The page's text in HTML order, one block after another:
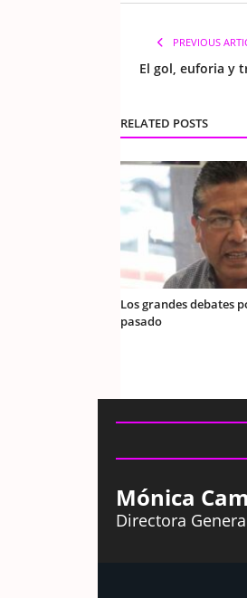
PREVIOUS
El gol, euforia y
RELATED POSTS
Los grandes debates
pasado
Mónica
Directora